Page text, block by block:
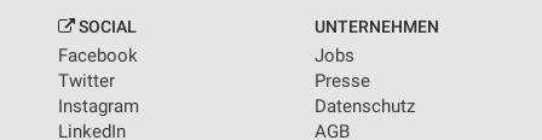
SOCIAL
Facebook
Twitter
Instagram
LinkedIn
UNTERNEHMEN
Jobs
Presse
Datenschutz
AGB